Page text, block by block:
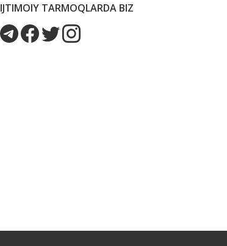
IJTIMOIY TARMOQLARDA BIZ